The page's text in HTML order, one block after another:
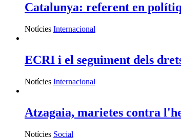
Catalunya: referent en
Notícies Internacional
ECRI i el seguiment dels
Notícies Internacional
Atzagaia, marietes contra
Notícies Social